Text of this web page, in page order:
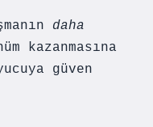
daha
kazanmasına
güven